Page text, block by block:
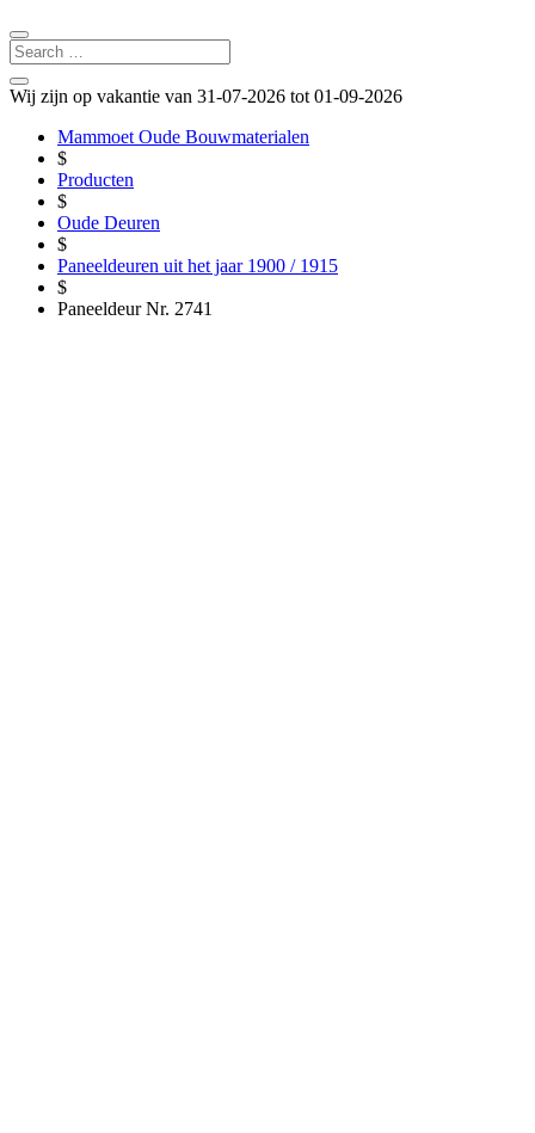
Wij zijn op vakantie van 31-07-2026 tot 01-09-2026
Mammoet Oude Bouwmaterialen
$
Producten
$
Oude Deuren
$
Paneeldeuren uit het jaar 1900 / 1915
$
Paneeldeur Nr. 2741